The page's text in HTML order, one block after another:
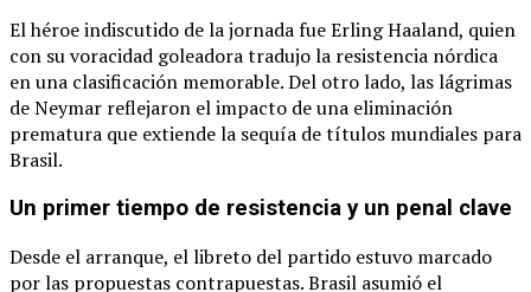
El héroe indiscutido de la jornada fue Erling Haaland, quien
con su voracidad goleadora tradujo la resistencia nórdica
en una clasificación memorable.Del otro lado, las lágrimas
de Neymar reflejaron el impacto de una eliminación
prematura que extiende la sequía de títulos mundiales para
Brasil.
Un primer tiempo de resistencia y un penal clave
Desde el arranque, el libreto del partido estuvo marcado
por las propuestas contrapuestas.Brasil asumió el